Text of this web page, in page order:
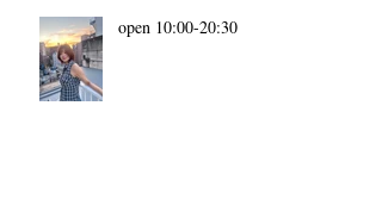
open 10:00-20:30